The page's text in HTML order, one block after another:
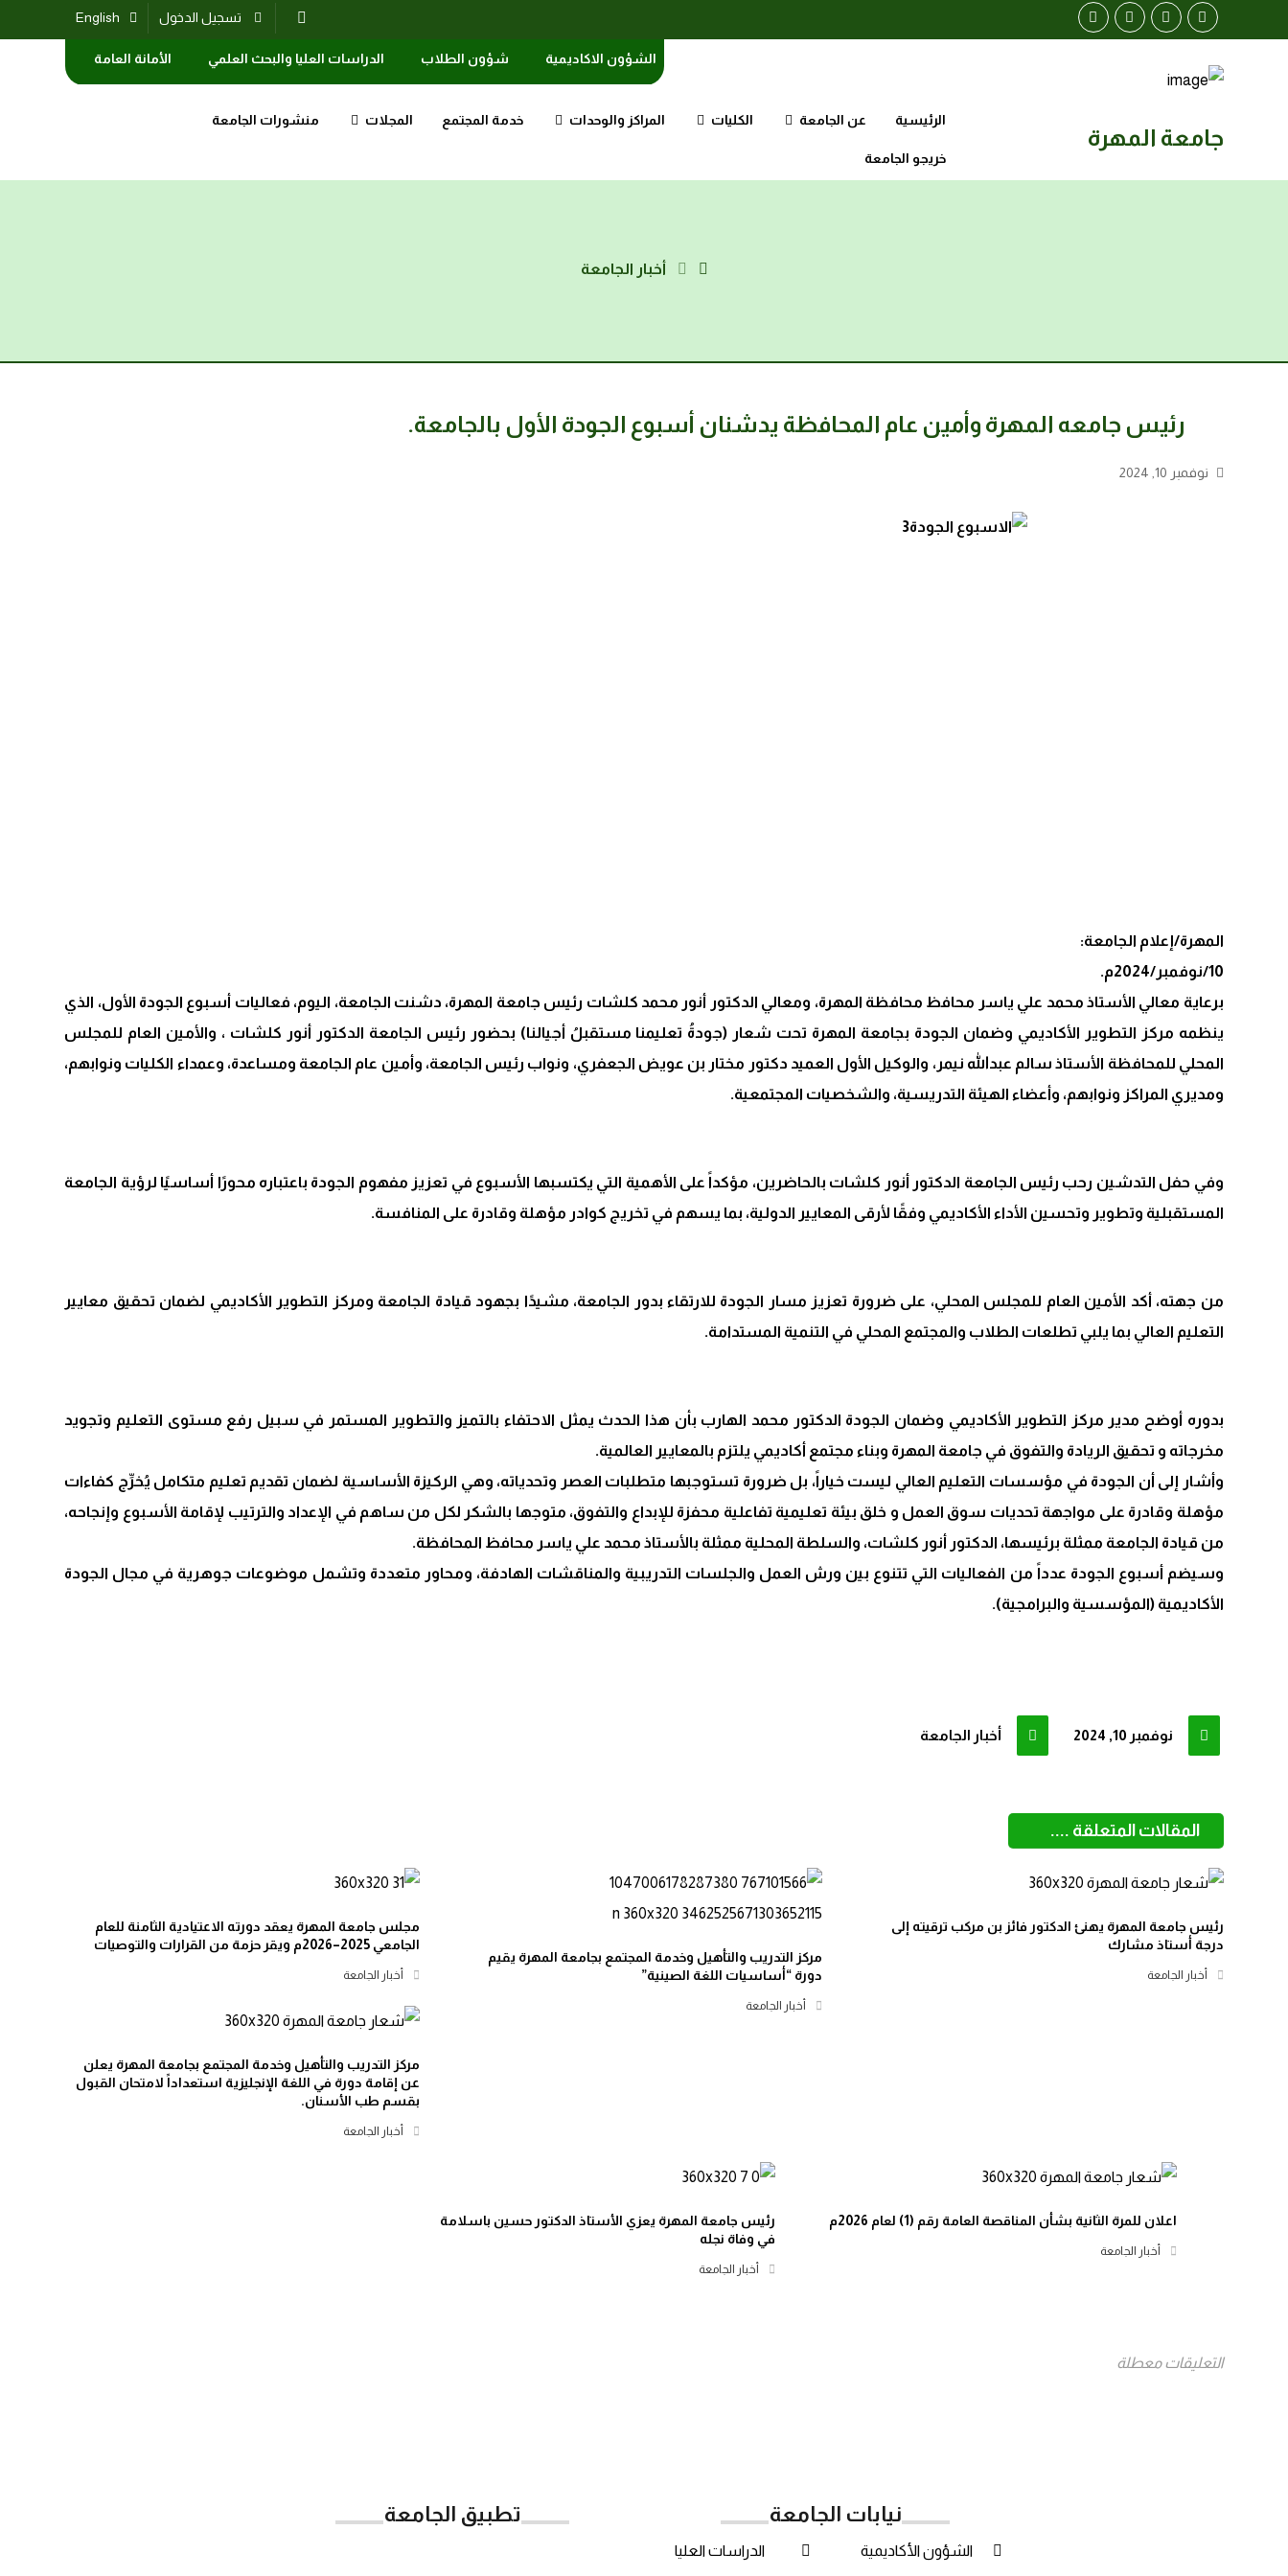
English تسجيل الدخول
الشؤون الاكاديمية شؤون الطلاب الدراسات العليا والبحث العلمي الأمانة العامة
جامعة المهرة
الرئيسية عن الجامعة الكليات المراكز والوحدات خدمة المجتمع المجلات منشورات الجامعة
خريجو الجامعة
أخبار الجامعة
رئيس جامعه المهرة وأمين عام المحافظة يدشنان أسبوع الجودة الأول بالجامعة.
نوفمبر 10, 2024
المهرة/إعلام الجامعة:
10/نوفمبر/2024م.
برعاية معالي الأستاذ محمد علي ياسر محافظ محافظة المهرة، ومعالي الدكتور أنور محمد كلشات رئيس جامعة المهرة، دشنت الجامعة، اليوم، فعاليات أسبوع الجودة الأول، الذي
ينظمه مركز التطوير الأكاديمي وضمان الجودة بجامعة المهرة تحت شعار (جودةُ تعليمنا مستقبلُ أجيالنا) بحضور رئيس الجامعة الدكتور أنور كلشات ، والأمين العام للمجلس
المحلي للمحافظة الأستاذ سالم عبدالله نيمر، والوكيل الأول العميد دكتور مختار بن عويض الجعفري، ونواب رئيس الجامعة، وأمين عام الجامعة ومساعدة، وعمداء الكليات ونوابهم،
ومديري المراكز ونوابهم، وأعضاء الهيئة التدريسية، والشخصيات المجتمعية.
وفي حفل التدشين رحب رئيس الجامعة الدكتور أنور كلشات بالحاضرين، مؤكداً على الأهمية التي يكتسبها الأسبوع في تعزيز مفهوم الجودة باعتباره محورًا أساسيًا لرؤية الجامعة
المستقبلية وتطوير وتحسين الأداء الأكاديمي وفقًا لأرقى المعايير الدولية، بما يسهم في تخريج كوادر مؤهلة وقادرة على المنافسة.
من جهته، أكد الأمين العام للمجلس المحلي، على ضرورة تعزيز مسار الجودة للارتقاء بدور الجامعة، مشيدًا بجهود قيادة الجامعة ومركز التطوير الأكاديمي لضمان تحقيق معايير
التعليم العالي بما يلبي تطلعات الطلاب والمجتمع المحلي في التنمية المستدامة.
بدوره أوضح مدير مركز التطوير الأكاديمي وضمان الجودة الدكتور محمد الهارب بأن هذا الحدث يمثل الاحتفاء بالتميز والتطوير المستمر في سبيل رفع مستوى التعليم وتجويد
مخرجاته و تحقيق الريادة والتفوق في جامعة المهرة وبناء مجتمع أكاديمي يلتزم بالمعايير العالمية.
وأشار إلى أن الجودة في مؤسسات التعليم العالي ليست خياراً، بل ضرورة تستوجبها متطلبات العصر وتحدياته، وهي الركيزة الأساسية لضمان تقديم تعليم متكامل يُخرِّج كفاءات
مؤهلة وقادرة على مواجهة تحديات سوق العمل و خلق بيئة تعليمية تفاعلية محفزة للإبداع والتفوق، متوجها بالشكر لكل من ساهم في الإعداد والترتيب لإقامة الأسبوع وإنجاحه،
من قيادة الجامعة ممثلة برئيسها، الدكتور أنور كلشات، والسلطة المحلية ممثلة بالأستاذ محمد علي ياسر محافظ المحافظة.
وسيضم أسبوع الجودة عدداً من الفعاليات التي تتنوع بين ورش العمل والجلسات التدريبية والمناقشات الهادفة، ومحاور متعددة وتشمل موضوعات جوهرية في مجال الجودة
الأكاديمية (المؤسسية والبرامجية).
نوفمبر 10, 2024 أخبار الجامعة
المقالات المتعلقة ....
رئيس جامعة المهرة يهنئ الدكتور فائز بن مركب ترقيته إلى
درجة أستاذ مشارك
أخبار الجامعة
مركز التدريب والتأهيل وخدمة المجتمع بجامعة المهرة يقيم
دورة “أساسيات اللغة الصينية”
أخبار الجامعة
مجلس جامعة المهرة يعقد دورته الاعتيادية الثامنة للعام
الجامعي 2025–2026م ويقر حزمة من القرارات والتوصيات
أخبار الجامعة
مركز التدريب والتأهيل وخدمة المجتمع بجامعة المهرة يعلن
عن إقامة دورة في اللغة الإنجليزية استعداداً لامتحان القبول
بقسم طب الأسنان.
أخبار الجامعة
اعلان للمرة الثانية بشأن المناقصة العامة رقم (1) لعام 2026م
أخبار الجامعة
رئيس جامعة المهرة يعزي الأستاذ الدكتور حسين باسلامة
في وفاة نجله
أخبار الجامعة
التعليقات معطلة
تطبيق الجامعة نيابات الجامعة
الدراسات العليا
الشؤون الأكاديمية